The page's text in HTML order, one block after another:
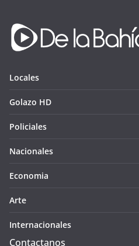
Locales
Golazo HD
Policiales
Nacionales
Economia
Arte
Internacionales
Contactanos